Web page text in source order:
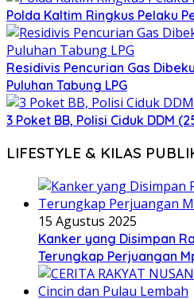
Polda Kaltim Ringkus Pelaku
Residivis Pencurian Gas
Puluhan Tabung LPG
3 Poket BB, Polisi Ciduk DDM
LIFESTYLE & KILAS
15 Agustus 2025
Kanker yang Disimpan
Terungkap Perjuangan